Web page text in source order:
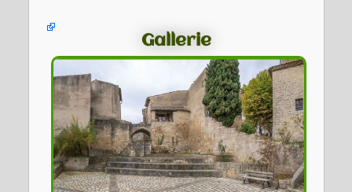
Gallerie